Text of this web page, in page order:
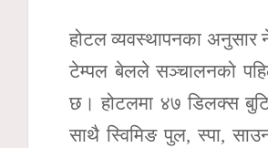
होटल व्यवस्थापनका अनुसार
टेम्पल बेलले सञ्चालनको
छ। होटलमा ४७ डिलक्स
साथै स्विमिङ पुल, स्पा,